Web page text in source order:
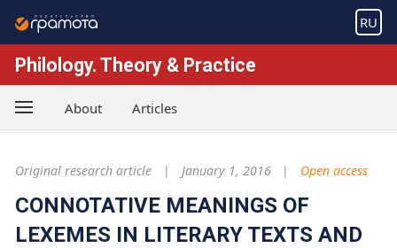
RU
Philology. Theory & Practice
About Articles
Original research article January 1, 2016 Open access
CONNOTATIVE MEANINGS OF
LEXEMES IN LITERARY TEXTS AND